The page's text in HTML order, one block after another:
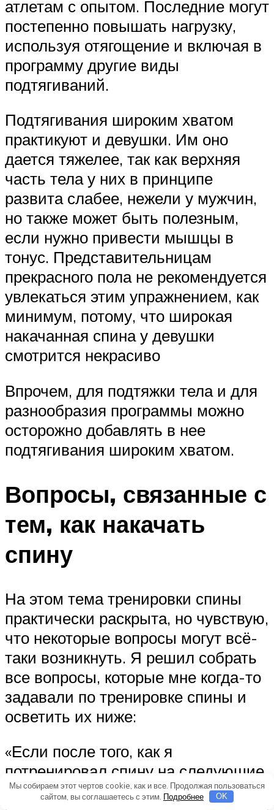
атлетам с опытом. Последние могут
постепенно повышать нагрузку,
используя отягощение и включая в
программу другие виды
подтягиваний.
Подтягивания широким хватом
практикуют и девушки. Им оно
дается тяжелее, так как верхняя
часть тела у них в принципе
развита слабее, нежели у мужчин,
но также может быть полезным,
если нужно привести мышцы в
тонус. Представительницам
прекрасного пола не рекомендуется
увлекаться этим упражнением, как
минимум, потому, что широкая
накачанная спина у девушки
смотрится некрасиво
Впрочем, для подтяжки тела и для
разнообразия программы можно
осторожно добавлять в нее
подтягивания широким хватом.
Вопросы, связанные с
тем, как накачать
спину
На этом тема тренировки спины
практически раскрыта, но чувствую,
что некоторые вопросы могут всё-
таки возникнуть. Я решил собрать
все вопросы, которые мне когда-то
задавали по тренировке спины и
осветить их ниже:
«Если после того, как я
потренировал спину на следующие
дни она не болит, то значит, что я
Мы собираем этот чертов cookie, как и все. Продолжая пользоваться
сайтом, вы соглашаетесь с этим. Подробнее OK